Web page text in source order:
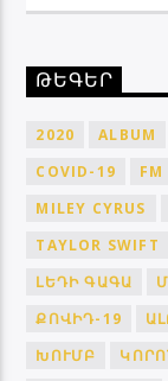
ԹԵԳԵՐ
2020 ALBUM
COVID-19
FM
MILEY CYRUS
TAYLOR SWIFT
ԼԵԴԻ ԳԱԳԱ
ՔՈՎԻԴ-19
ԽՈՒՄԲ